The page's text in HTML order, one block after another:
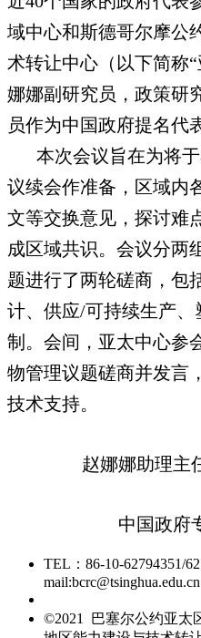
域中心和斯德哥尔摩公
术转让中心（以下简称
娜娜副研究员，政策研
员作为中国政府提名代
本次会议旨在为将
议续会作准备，区域内
文等交换意见，探讨难
成区域共识。会议分两
题进行了两轮磋商，包
计、供应/可持续生产
制。会间，亚太中心参
物管理议题磋商并发言
技术支持。
赵娜娜助理主
中国政府
TEL：86-10-62794351/
mail:bcrc@tsinghua.edu.cn
©2021 巴塞尔公约亚太